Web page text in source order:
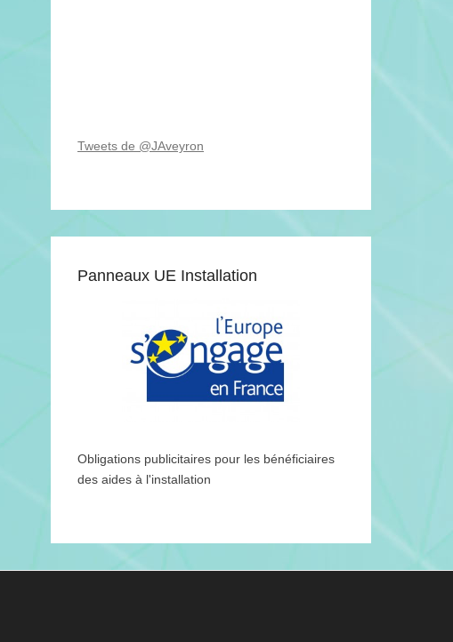
Tweets de @JAveyron
Panneaux UE Installation
Obligations publicitaires pour les bénéficiaires
des aides à l'installation